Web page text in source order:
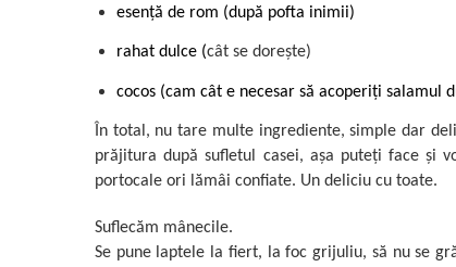
esență de rom (după pofta inimii)
rahat dulce (cât se dorește)
cocos (cam cât e necesar să acoperiți salamul
În total, nu tare multe ingrediente, simple dar
prăjitura după sufletul casei, așa puteți face și
portocale ori lămâi confiate. Un deliciu cu toate.
Suflecăm mânecile.
Se pune laptele la fiert, la foc grijuliu, să nu se